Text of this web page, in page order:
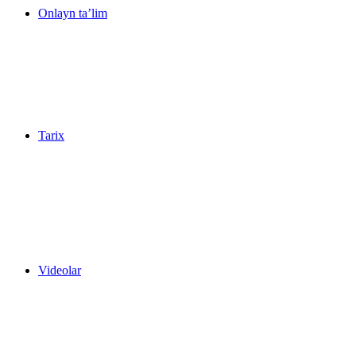
Onlayn ta’lim
Tarix
Videolar